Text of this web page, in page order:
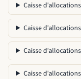
Caisse
Caisse
Caisse
Caisse